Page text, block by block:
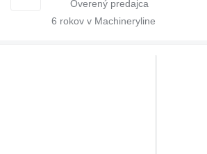
6 rokov v Machineryline